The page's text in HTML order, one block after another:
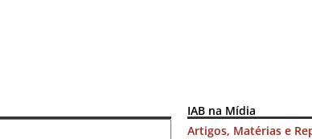
IAB na Mídia
Artigos, Matérias e